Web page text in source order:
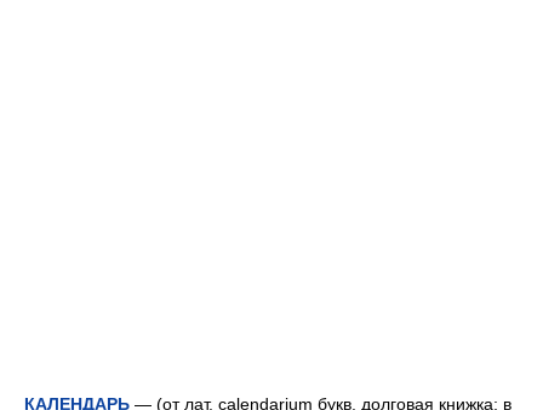
КАЛЕНДАРЬ — (от лат. calendarium букв. долговая книжка; в